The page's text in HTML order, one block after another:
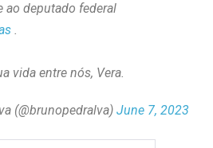
ao deputado federal
.
vida entre nós, Vera.
(@brunopedralva) June 7, 2023